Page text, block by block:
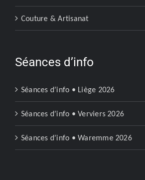
Couture & Artisanat
Séances d’info
Séances d’info • Liège 2026
Séances d’info • Verviers 2026
Séances d’info • Waremme 2026